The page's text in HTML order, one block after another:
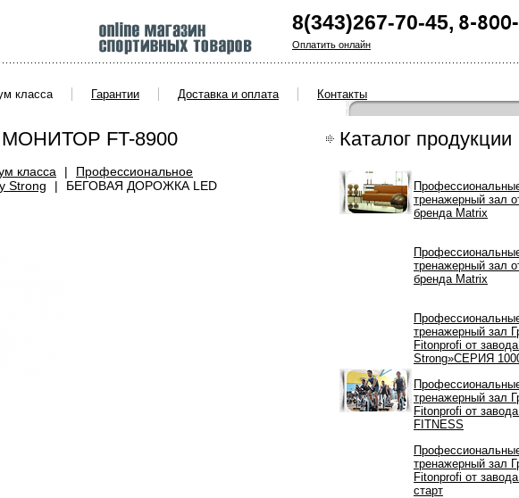
8(343)267-70-45,
Оплатить онлайн
класса Гарантии Доставка и оплата Контакты
FT-8900
класса |
Профессиональное
Strong
|
БЕГОВАЯ ДОРОЖКА LЕD
Каталог продукции
тренажерный зал
бренда Matrix
тренажерный зал
бренда Matrix
тренажерный зал
Fitonprofi от
Strong»СЕРИЯ
тренажерный зал
Fitonprofi от
FITNESS
тренажерный зал
Fitonprofi от
старт